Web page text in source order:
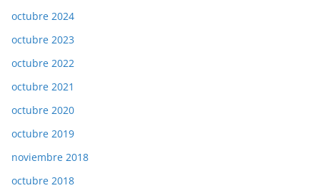
octubre 2024
octubre 2023
octubre 2022
octubre 2021
octubre 2020
octubre 2019
noviembre 2018
octubre 2018